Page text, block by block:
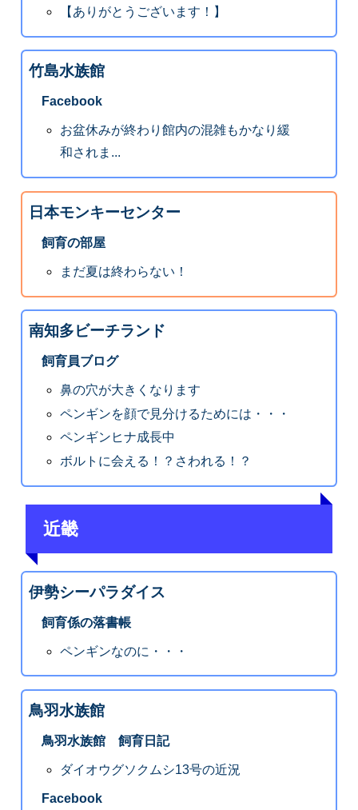
【ありがとうございます！】
竹島水族館
Facebook
お盆休みが終わり館内の混雑もかなり緩
和されま...
日本モンキーセンター
飼育の部屋
まだ夏は終わらない！
南知多ビーチランド
飼育員ブログ
鼻の穴が大きくなります
ペンギンを顔で見分けるためには・・・
ペンギンヒナ成長中
ボルトに会える！？さわれる！？
近畿
伊勢シーパラダイス
飼育係の落書帳
ペンギンなのに・・・
鳥羽水族館
鳥羽水族館 飼育日記
ダイオウグソクムシ13号の近況
Facebook